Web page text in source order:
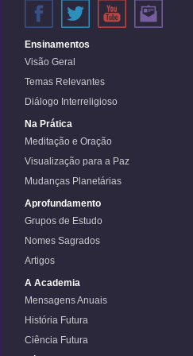
Ensinamentos
Visão Geral
Temas Relevantes
Diálogo Interreligioso
Na Prática
Meditação e Oração
Visualização para a Paz
Mudanças Planetárias
Aprofundamento
Grupos de Estudo
Nomes Sagrados
Artigos
A Academia
Mensagens Anuais
História Futura
Ciência Futura